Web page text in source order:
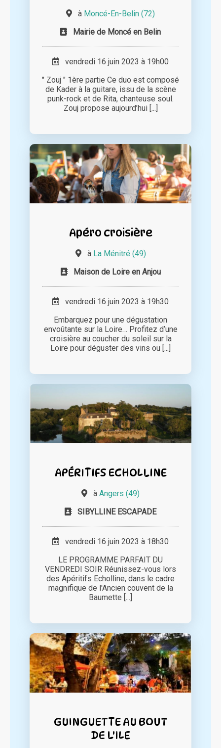
à Moncé-En-Belin (72)
Mairie de Moncé en Belin
vendredi 16 juin 2023 à 19h00
" Zouj " 1ère partie Ce duo est composé
de Kader à la guitare, issu de la scène
punk-rock et de Rita, chanteuse soul.
Zouj propose aujourd’hui [...]
Apéro croisière
à La Ménitré (49)
Maison de Loire en Anjou
vendredi 16 juin 2023 à 19h30
Embarquez pour une dégustation
envoûtante sur la Loire… Profitez d’une
croisière au coucher du soleil sur la
Loire pour déguster des vins ou [...]
APÉRITIFS ECHOLLINE
à Angers (49)
SIBYLLINE ESCAPADE
vendredi 16 juin 2023 à 18h30
LE PROGRAMME PARFAIT DU
VENDREDI SOIR Réunissez-vous lors
des Apéritifs Echolline, dans le cadre
magnifique de l'Ancien couvent de la
Baumette [...]
GUINGUETTE AU BOUT
DE L'ILE